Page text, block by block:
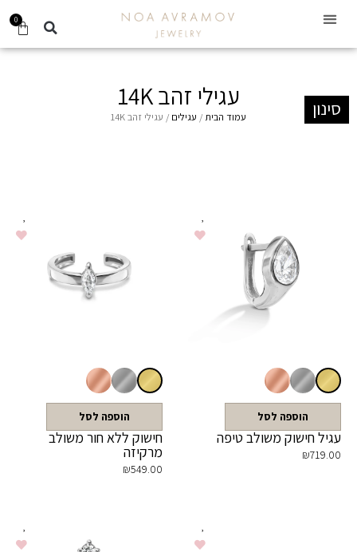
0
עגילי זהב 14K
עמוד הבית/ עגילים / עגילי זהב 14K סינון
הוספה לסל
עגיל חישוק משולב טיפה
₪719.00
הוספה לסל
חישוק ללא חור משולב
מרקיזה
₪549.00